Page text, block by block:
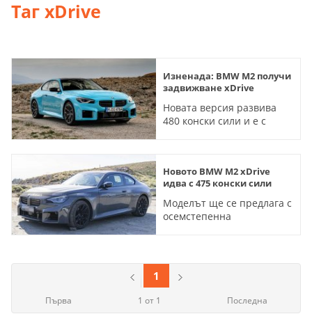
Таг xDrive
Изненада: BMW M2 получи
задвижване xDrive
Новата версия развива
480 конски сили и е с
Новото BMW M2 xDrive
идва с 475 конски сили
Моделът ще се предлага с
осемстепенна
1 от 1 Последна
1
Първа